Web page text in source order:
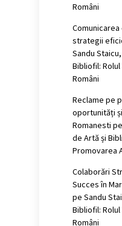
Români
strategii
Sandu
Bibliofil:
Români
Reclame pe
oportunități
Romanesti pe
de Artă și
Promovarea
Colaborări
Succes în
pe Sandu
Bibliofil:
Români